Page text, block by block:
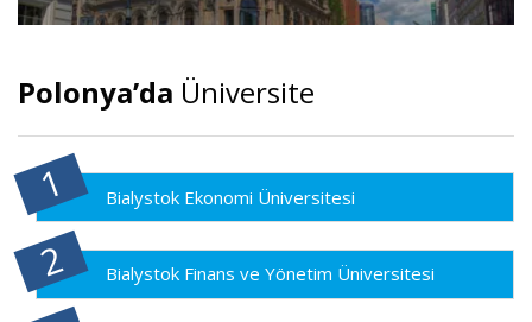
Polonya’da Üniversite
Bialystok Ekonomi Üniversitesi
Bialystok Finans ve Yönetim Üniversitesi